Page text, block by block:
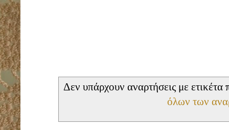
Δεν υπάρχουν αναρτήσεις με ετικέτα
όλων των